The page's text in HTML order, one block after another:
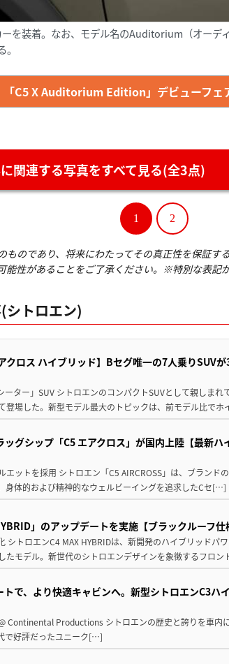
を装着。なお、モデル名のAuditorium（オーデ
「C5 X Auditorium Edition」デビューフェ
に関連する写真をすべて見る(全3点)
1 2
のであり、将来にわたってその真正性を保証す
能性があることをご了承ください。※特別な表記
シトロエン)
クロス ハイブリッド】Bセグ唯一の7人乗りSUV
ター」SUV シトロエンのコンパクトSUVとして親しまれ
登場した。新型モデル最大のトピックは、前モデル比で
ッグシップ「C5 エアクロス」が国内上陸【最新ハ
エットを採用 シトロエン「C5 AIRCROSS」は、ブランド
身体的および精神的なウェルビーイングを追求したCセ[…]
」のアップデートを実施【ブラックルーフ仕
シトロエンC4 MAX HYBRIDは、新開発のハイブリッドパ
たモデル。新世代のシトロエンデザインを象徴するフロ
トで、より快適キャビンへ。新型シトロエンC3ハ
Continental Productions シトロエンの歴史と誇りを車内
で好評だったユニーク[…]